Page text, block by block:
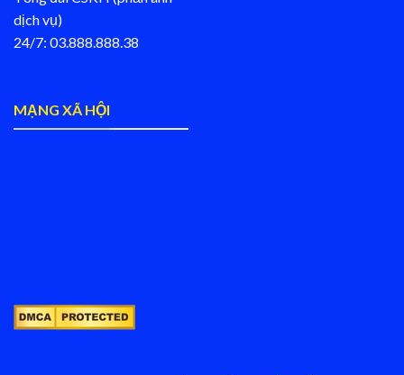
dịch vụ)
24/7: 03.888.888.38
MẠNG XÃ HỘI